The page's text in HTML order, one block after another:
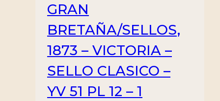
GRAN
BRETAÑA/SELLOS,
1873 – VICTORIA –
SELLO CLASICO –
YV 51 PL 12 – 1